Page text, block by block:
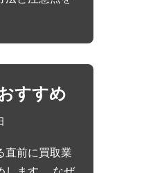
すすめ
直前に買取業